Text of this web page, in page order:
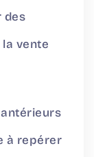
des
vente
à repérer